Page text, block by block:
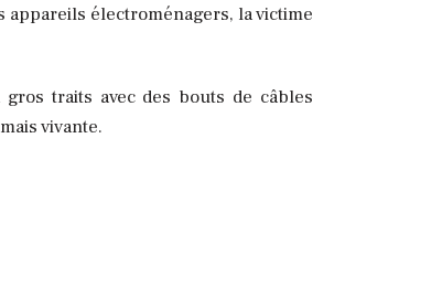
électroménagers, la victime
traits avec des bouts de câbles
mais vivante.